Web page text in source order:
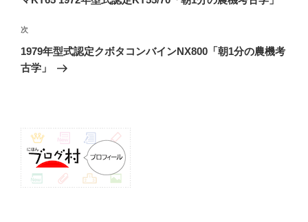
ゲ
ー
シ
次
の
投
次
1979年型式認定クボタコンバインNX800「朝1分の農機考
古学」